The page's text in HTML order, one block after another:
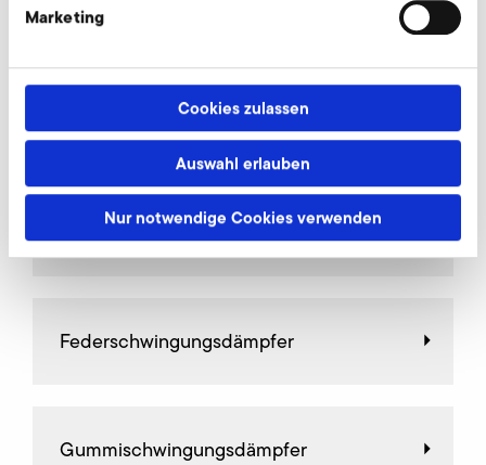
Marketing
Cookies zulassen
Auswahl erlauben
Nur notwendige Cookies verwenden
Weiteres Zubehör für CFMT
AirKnife
Federschwingungsdämpfer
Gummischwingungsdämpfer